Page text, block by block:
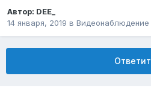
Автор: DEE_
14 января, 2019 в Видеонаблюдение